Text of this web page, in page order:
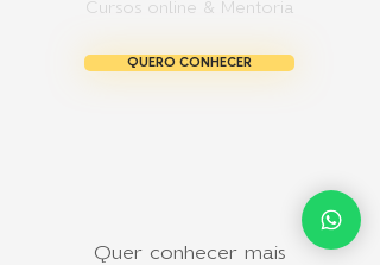
Cursos online & Mentoria
QUERO CONHECER
Quer conhecer mais